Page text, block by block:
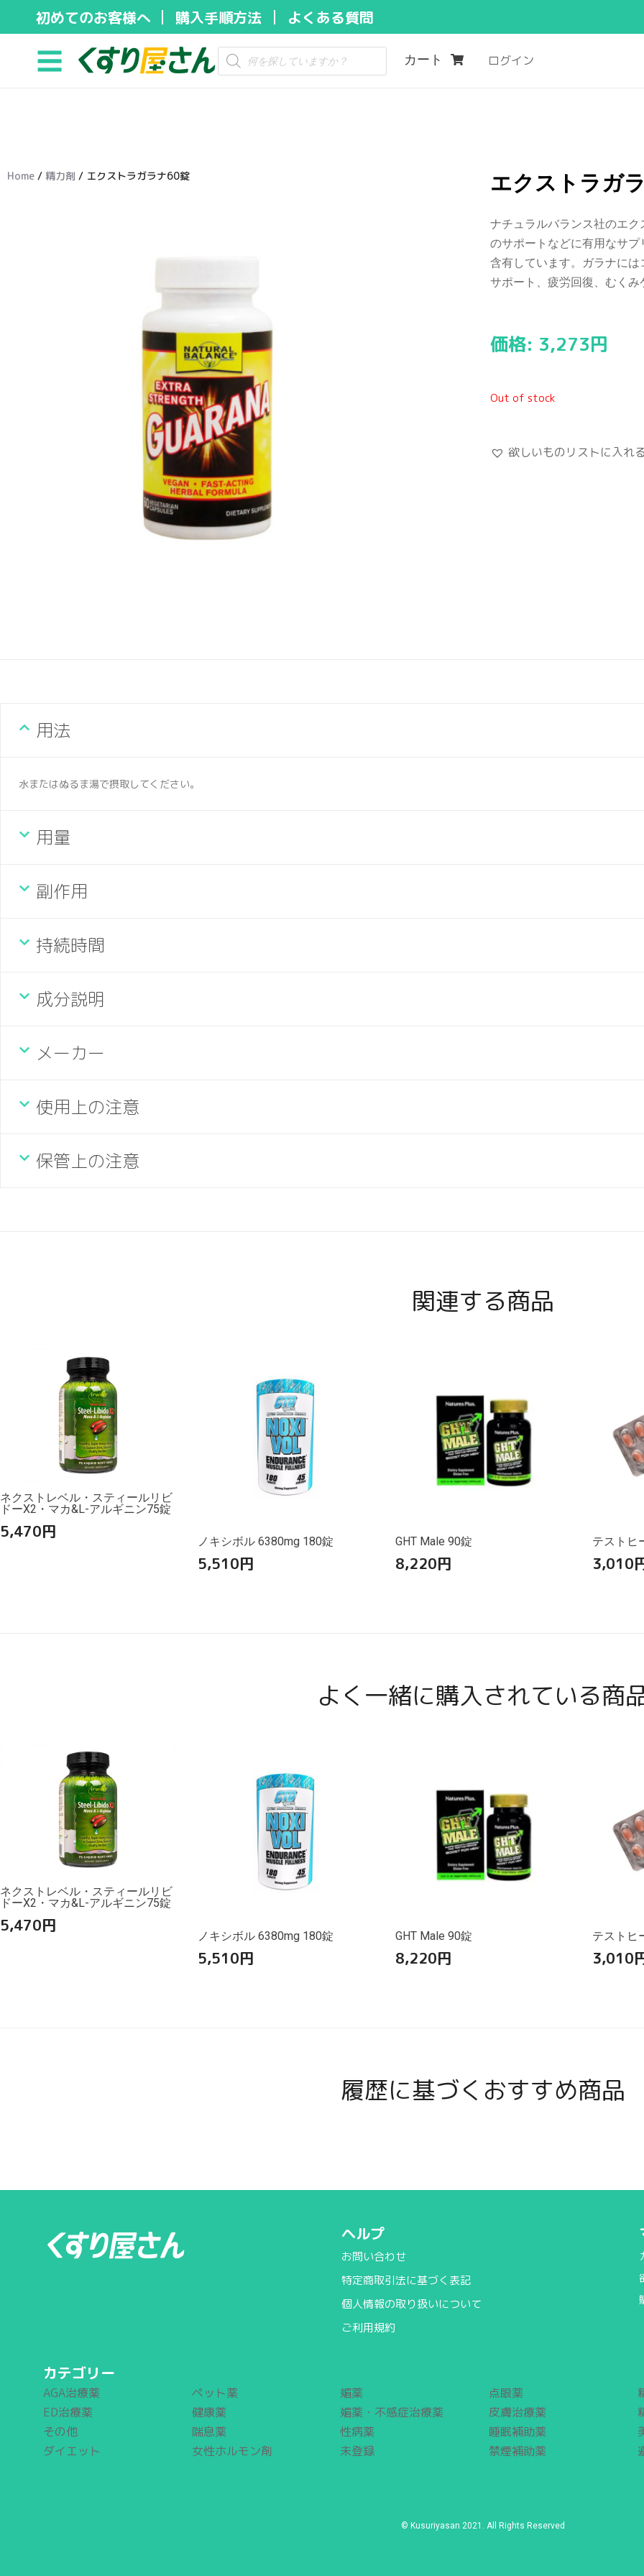
キ
初めてのお客様へ 購入手順方法 よくある質問
カート ログイン
Home / 精力剤 / エクストラガラナ60錠 エクストラガ
ナチュラルバランス社のエ
のサポートなどに有用なサ
含有しています。ガラナに
サポート、疲労回復、むく
価格: 3,273円
Out of stock
欲しいものリストに入れ
用法
水またはぬるま湯で摂取してください。
用量
副作用
持続時間
成分説明
メーカー
使用上の注意
保管上の注意
関連する商品
ネクストレベル・スティールリビ
ドーX2・マカ&L-アルギニン75錠
5,470円
ノキシボル 6380mg 180錠
5,510円
GHT Male 90錠
8,220円
テストヒ
3,010
よく一緒に購入されている商
ネクストレベル・スティールリビ
ドーX2・マカ&L-アルギニン75錠
5,470円
ノキシボル 6380mg 180錠
5,510円
GHT Male 90錠
8,220円
テストヒ
3,010
履歴に基づくおすすめ商品
ヘルプ
お問い合わせ
特定商取引法に基づく表記
個人情報の取り扱いについて
ご利用規約
カテゴリー
AGA治療薬
ED治療薬
その他
ダイエット
ペット薬
健康薬
喘息薬
女性ホルモン剤
媚薬
媚薬・不感症治療薬
性病薬
未登録
点眼薬
皮膚治療薬
睡眠補助薬
禁煙補助薬
© Kusuriyasan 2021. All Rights Reserved